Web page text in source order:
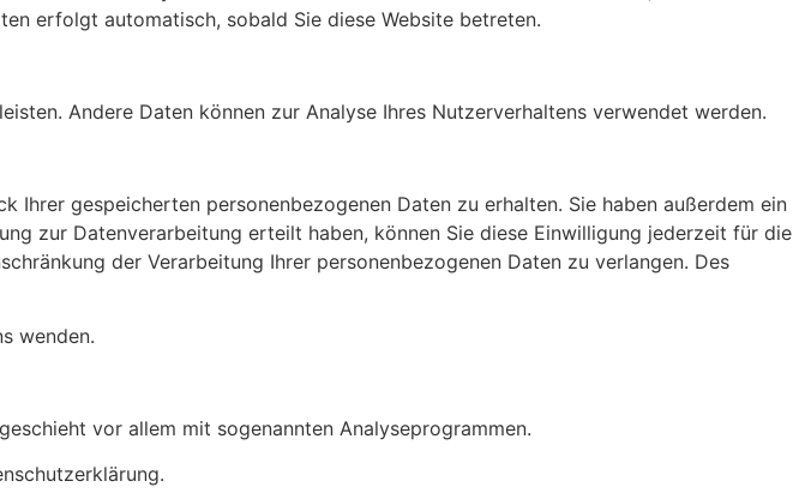
erfolgt automatisch, sobald Sie diese Website betreten.
Andere Daten können zur Analyse Ihres Nutzerverhaltens verwendet werden.
gespeicherten personenbezogenen Daten zu erhalten. Sie haben außerdem ein
zur Datenverarbeitung erteilt haben, können Sie diese Einwilligung jederzeit für die
der Verarbeitung Ihrer personenbezogenen Daten zu verlangen. Des
wenden.
vor allem mit sogenannten Analyseprogrammen.